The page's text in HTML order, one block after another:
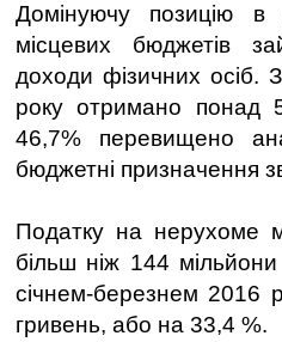
Домінуючу позицію в
місцевих бюджетів
доходи фізичних осіб.
року отримано понад
46,7% перевищено
бюджетні призначення
Податку на нерухоме
більш ніж 144
січнем-березнем 2016
гривень, або на 33,4 %.